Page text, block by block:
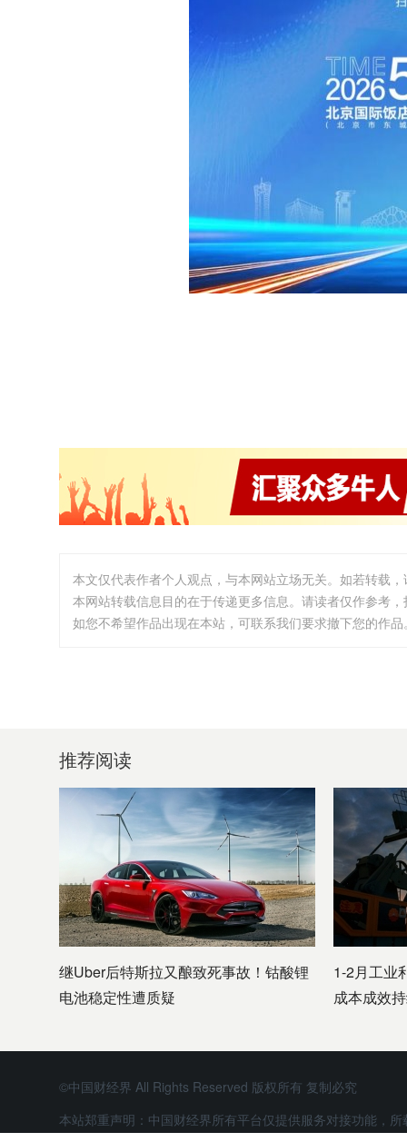
本文仅代表作者个人观点，与本网站立场无关。如若转载
本网站转载信息目的在于传递更多信息。请读者仅作参考
如您不希望作品出现在本站，可联系我们要求撤下您的作
推荐阅读
继Uber后特斯拉又酿致死事故！钴酸锂
电池稳定性遭质疑
1-2月工业
成本成效
©中国财经界 All Rights Reserved 版权所有 复制必究
本站郑重声明：中国财经界所有平台仅提供服务对接功能，